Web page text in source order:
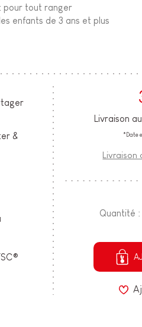
pour tout ranger
enfants de 3 ans et plus
&
Livraison
*Date
Livraison
Quantité :